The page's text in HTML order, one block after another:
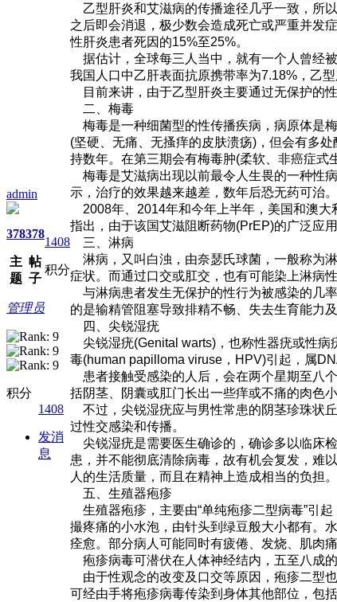
admin
378
主
题
378
帖
子
1408
积分
管理员
积分
1408
发消
息
乙型肝炎和艾滋病的传播途径几乎一致，所
之后即会消退，极少数会造成死亡或严重并发
性肝炎患者死因的15%至25%。
据估计，全球每三人当中，就有一个人曾经
我国人口中乙肝表面抗原携带率为7.18%，乙
目前来讲，由于乙型肝炎主要通过无保护的
二、梅毒
梅毒是一种细菌型的性传播疾病，病原体是
(坚硬、无痛、无搔痒的皮肤溃疡)，但会有多
持数年。在第三期会有梅毒肿(柔软、非癌症式
梅毒是艾滋病出现以前最令人生畏的一种性
示，治疗的效果越来越差，数年后恐无药可治。
2008年、2014年和今年上半年，美国和澳大
指出，由于该国艾滋阻断药物(PrEP)的广泛应
三、淋病
淋病，又叫白浊，由奈瑟氏球菌，一般称为
症状。而通过口交或肛交，也有可能染上淋病
与淋病患者发生无保护的性行为被感染的几
的是输精管阻塞导致排精不畅、失去生育能力
四、尖锐湿疣
尖锐湿疣(Genital warts)，也称性器疣或性病
毒(human papilloma viruse，HPV)引起，属
患者接触受感染的人后，会在两个星期至八
括阴茎、阴囊或肛门长出一些痒或不痛的肉色小
不过，尖锐湿疣应与男性常患的阴茎珍珠状
过性交感染和传播。
尖锐湿疣是需要医生确诊的，确诊多以临床
患，并不能彻底清除病毒，故有机会复发，难
人的生活质量，而且在精神上造成相当的负担。
五、生殖器疱疹
生殖器疱疹，主要由“单纯疱疹二型病毒”引
撮疼痛的小水泡，由针头到绿豆般大小都有。
痊愈。部分病人可能同时有疲倦、发烧、肌肉
疱疹病毒可潜伏在人体神经结内，五至八成
由于性观念的改变及口交等原因，疱疹二型
可经由手将疱疹病毒传染到身体其他部位，包